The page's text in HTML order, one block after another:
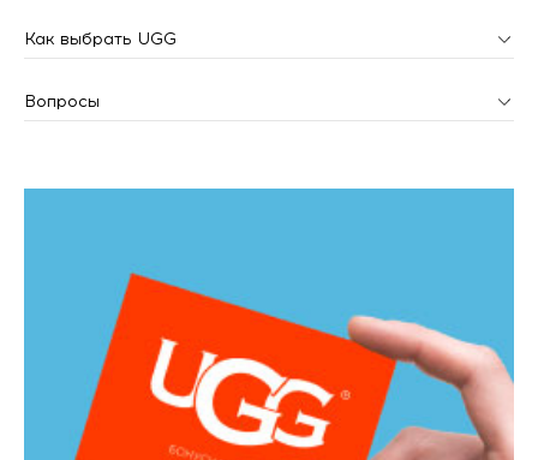
Как выбрать UGG
Вопросы